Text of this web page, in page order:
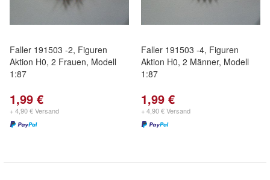
Faller 191503 -2, Figuren
Aktion H0, 2 Frauen, Modell
1:87
1,99 €
+ 4,90 € Versand
Faller 191503 -4, Figuren
Aktion H0, 2 Männer, Modell
1:87
1,99 €
+ 4,90 € Versand